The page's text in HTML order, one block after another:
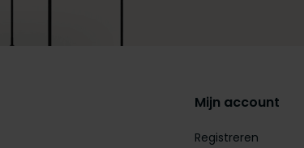
Mijn account
Registreren